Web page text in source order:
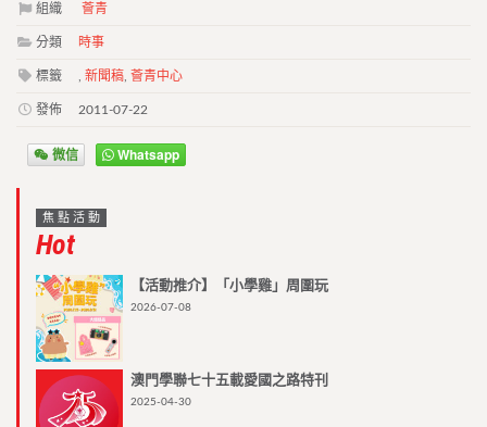
組織 薈青
分類 時事
標籤 新聞稿 薈青中心
發佈 2011-07-22
微信 Whatsapp
焦點活動
Hot
【活動推介】「小學雞」周圍玩
2026-07-08
澳門學聯七十五載愛國之路特刊
2025-04-30